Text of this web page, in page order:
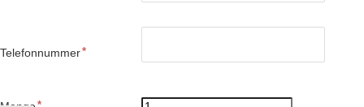
Telefonnummer